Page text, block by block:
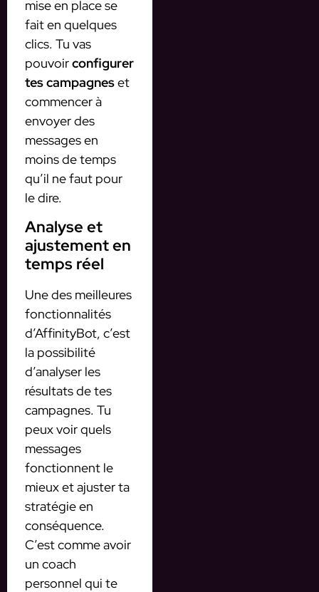
mise en place se
fait en quelques
clics. Tu vas
pouvoirconfigurer
tes campagneset
commencer à
envoyer des
messages en
moins de temps
qu’il ne faut pour
le dire.
Analyse et
ajustement en
temps réel
Une des meilleures
fonctionnalités
d’AffinityBot, c’est
la possibilité
d’analyser les
résultats de tes
campagnes. Tu
peux voir quels
messages
fonctionnent le
mieux et ajuster ta
stratégie en
conséquence.
C’est comme avoir
un coach
personnel qui te